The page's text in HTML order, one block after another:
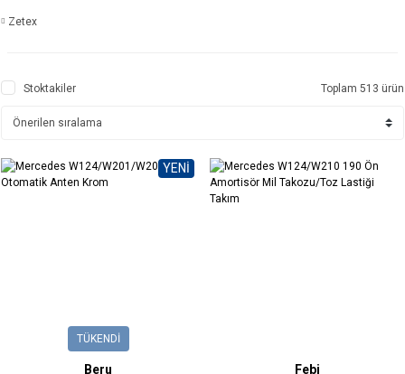
Zetex
Stoktakiler Toplam 513 ürün
YENİ
TÜKENDİ
Beru Febi